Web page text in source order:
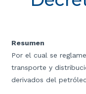
Resumen
Por el cual se
transporte y
derivados del